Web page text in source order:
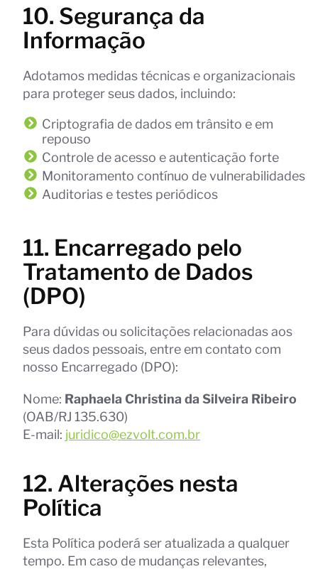
10. Segurança da
Informação
Adotamos medidas técnicas e organizacionais
para proteger seus dados, incluindo:
Criptografia de dados em trânsito e em
repouso
Controle de acesso e autenticação forte
Monitoramento contínuo de vulnerabilidades
Auditorias e testes periódicos
11. Encarregado pelo
Tratamento de Dados
(DPO)
Para dúvidas ou solicitações relacionadas aos
seus dados pessoais, entre em contato com
nosso Encarregado (DPO):
Nome: Raphaela Christina da Silveira Ribeiro
(OAB/RJ 135.630)
E-mail: juridico@ezvolt.com.br
12. Alterações nesta
Política
Esta Política poderá ser atualizada a qualquer
tempo. Em caso de mudanças relevantes,